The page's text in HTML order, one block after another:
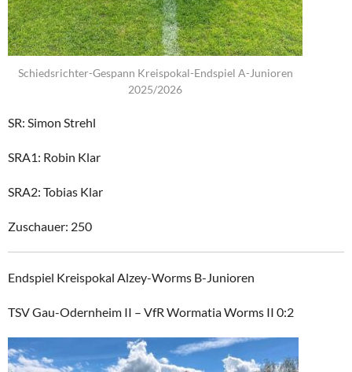
Schiedsrichter-Gespann Kreispokal-Endspiel A-Junioren
2025/2026
SR: Simon Strehl
SRA1: Robin Klar
SRA2: Tobias Klar
Zuschauer: 250
Endspiel Kreispokal Alzey-Worms B-Junioren
TSV Gau-Odernheim II – VfR Wormatia Worms II 0:2